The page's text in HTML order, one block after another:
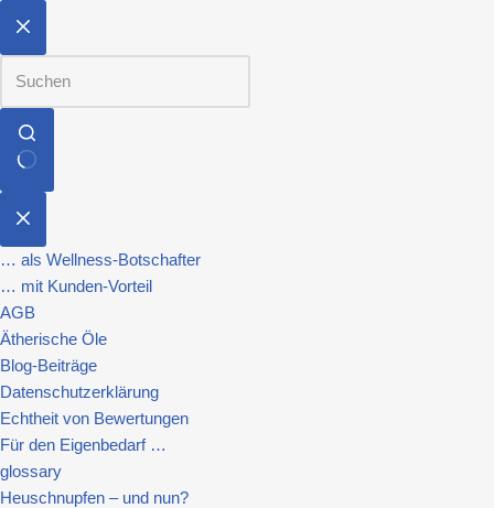
… als Wellness-Botschafter
… mit Kunden-Vorteil
AGB
Ätherische Öle
Blog-Beiträge
Datenschutzerklärung
Echtheit von Bewertungen
Für den Eigenbedarf …
glossary
Heuschnupfen – und nun?